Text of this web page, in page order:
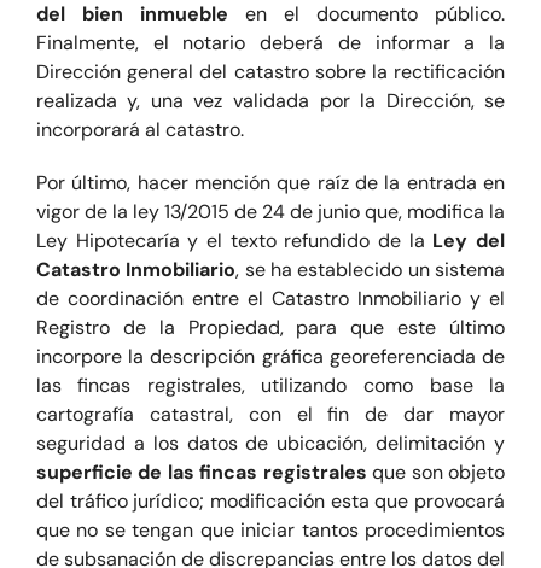
del bien inmueble en el documento público.
Finalmente, el notario deberá de informar a la
Dirección general del catastro sobre la rectificación
realizada y, una vez validada por la Dirección, se
incorporará al catastro.
Por último, hacer mención que raíz de la entrada en
vigor de la ley 13/2015 de 24 de junio que, modifica la
Ley Hipotecaría y el texto refundido de la Ley del
Catastro Inmobiliario, se ha establecido un sistema
de coordinación entre el Catastro Inmobiliario y el
Registro de la Propiedad, para que este último
incorpore la descripción gráfica georeferenciada de
las fincas registrales, utilizando como base la
cartografía catastral, con el fin de dar mayor
seguridad a los datos de ubicación, delimitación y
superficie de las fincas registrales que son objeto
del tráfico jurídico; modificación esta que provocará
que no se tengan que iniciar tantos procedimientos
de subsanación de discrepancias entre los datos del